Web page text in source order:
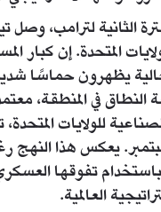
الثانية لترامب، وصل
المتحدة. إن كبار
يظهرون حماسًا
النطاق في المنطقة،
للولايات
11 سبتمبر. يعكس هذا
باستخدام تفوقها
العالمية.